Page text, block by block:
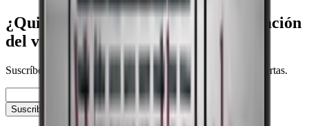
¿Quieres saber más sobre la conservación
del vino?
Suscríbete a nuestro boletín con consejos, guías y buenas ofertas.
Correo electrónico
Suscribirse